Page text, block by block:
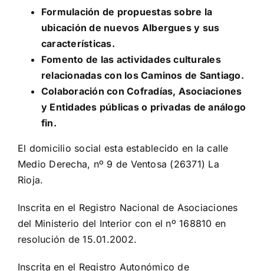
Formulación de propuestas sobre la
ubicación de nuevos Albergues y sus
características.
Fomento de las actividades culturales
relacionadas con los Caminos de Santiago.
Colaboración con Cofradías, Asociaciones
y Entidades públicas o privadas de análogo
fin.
El domicilio social esta establecido en la calle
Medio Derecha, nº 9 de Ventosa (26371) La
Rioja.
Inscrita en el Registro Nacional de Asociaciones
del Ministerio del Interior con el nº 168810 en
resolución de 15.01.2002.
Inscrita en el Registro Autonómico de